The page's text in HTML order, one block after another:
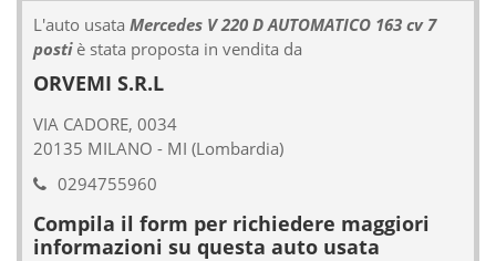
L'auto usata Mercedes V 220 D AUTOMATICO 163 cv 7
postiè stata proposta in vendita da
ORVEMI S.R.L
VIA CADORE, 0034
20135 MILANO - MI (Lombardia)
0294755960
Compila il form per richiedere maggiori
informazioni su questa auto usata